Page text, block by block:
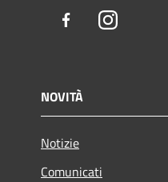
FacebookInstagram
NOVITÀ
Notizie
Comunicati